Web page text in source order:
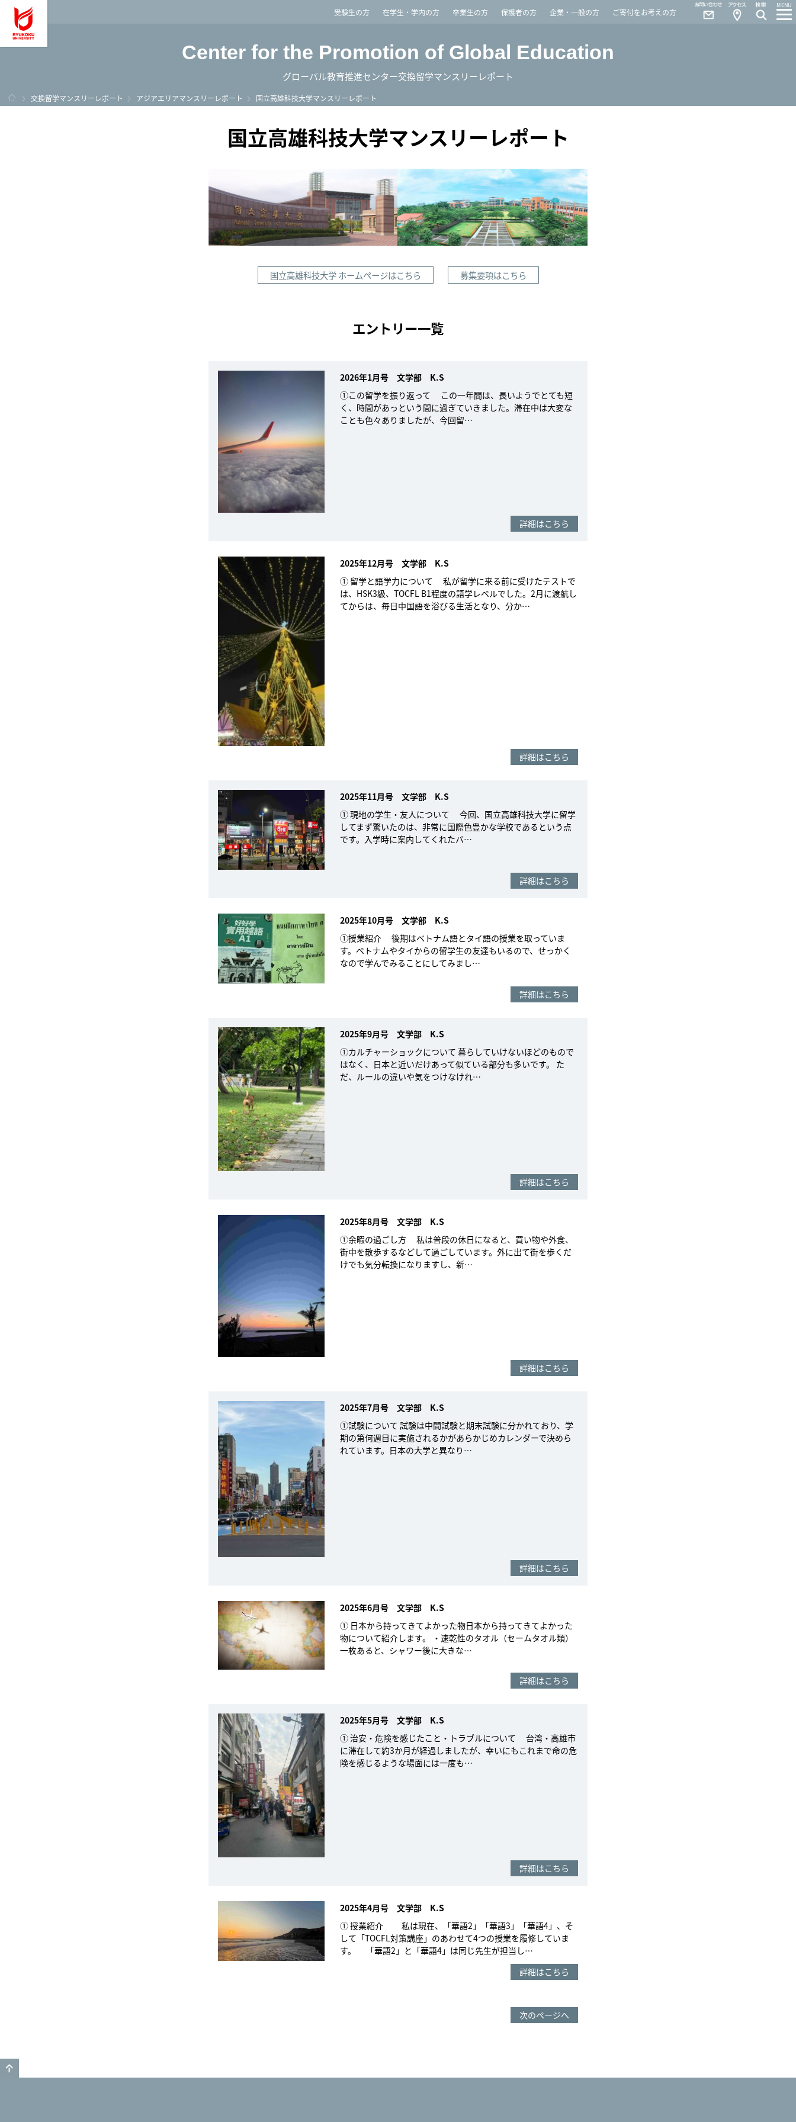
龍谷大学 You, Unlimited受験生の方 在学生・学内の方 卒業生の方 保護者の方 企業・一般の方 ご寄付をお考えの方
MENU
Access
Contact
Center for the Promotion of Global Education
グローバル教育推進センター交換留学マンスリーレポート
ホーム
交換留学マンスリーレポート アジアエリアマンスリーレポート 国立高雄科技大学マンスリーレポート
国立高雄科技大学マンスリーレポート
国立高雄科技大学 ホームページはこちら 募集要項はこちら
エントリー一覧
2026年1月号 文学部 K.S
①この留学を振り返って この一年間は、長いようでとても短
く、時間があっという間に過ぎていきました。滞在中は大変な
ことも色々ありましたが、今回留…
詳細はこちら
2025年12月号 文学部 K.S
① 留学と語学力について 私が留学に来る前に受けたテストで
は、HSK3級、TOCFL B1程度の語学レベルでした。2月に渡航し
てからは、毎日中国語を浴びる生活となり、分か…
詳細はこちら
2025年11月号 文学部 K.S
① 現地の学生・友人について 今回、国立高雄科技大学に留学
してまず驚いたのは、非常に国際色豊かな学校であるという点
です。入学時に案内してくれたバ…
詳細はこちら
2025年10月号 文学部 K.S
①授業紹介 後期はベトナム語とタイ語の授業を取っていま
す。ベトナムやタイからの留学生の友達もいるので、せっかく
なので学んでみることにしてみまし…
詳細はこちら
2025年9月号 文学部 K.S
①カルチャーショックについて 暮らしていけないほどのもので
はなく、日本と近いだけあって似ている部分も多いです。 た
だ、ルールの違いや気をつけなけれ…
詳細はこちら
2025年8月号 文学部 K.S
①余暇の過ごし方 私は普段の休日になると、買い物や外食、
街中を散歩するなどして過ごしています。外に出て街を歩くだ
けでも気分転換になりますし、新…
詳細はこちら
2025年7月号 文学部 K.S
①試験について 試験は中間試験と期末試験に分かれており、学
期の第何週目に実施されるかがあらかじめカレンダーで決めら
れています。日本の大学と異なり…
詳細はこちら
2025年6月号 文学部 K.S
① 日本から持ってきてよかった物日本から持ってきてよかった
物について紹介します。 ・速乾性のタオル（セームタオル類）
一枚あると、シャワー後に大きな…
詳細はこちら
2025年5月号 文学部 K.S
① 治安・危険を感じたこと・トラブルについて 台湾・高雄市
に滞在して約3か月が経過しましたが、幸いにもこれまで命の危
険を感じるような場面には一度も…
詳細はこちら
2025年4月号 文学部 K.S
① 授業紹介 私は現在、「華語2」「華語3」「華語4」、そ
して「TOCFL対策講座」のあわせて4つの授業を履修していま
す。 「華語2」と「華語4」は同じ先生が担当し…
詳細はこちら
次のページへ